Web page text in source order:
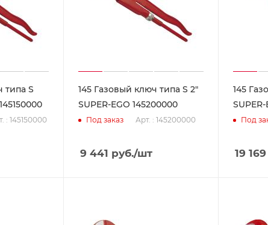
типа S
: 145150000
145 Газовый ключ типа S 2"
SUPER-EGO 145200000
Под заказ Арт. : 145200000
9 441 руб./шт
145
Под
19 169